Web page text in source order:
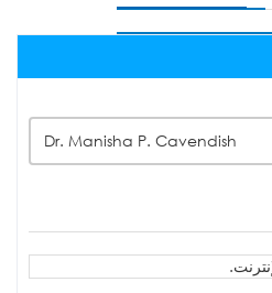
Dr. Manisha P. Cavendish